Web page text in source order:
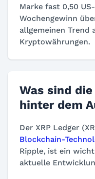
Marke fast 0,50
Wochengewinn
allgemeinen Trend
Kryptowährungen.
Was sind
hinter dem
Der XRP Ledger
Blockchain-
Ripple, ist ein
aktuelle